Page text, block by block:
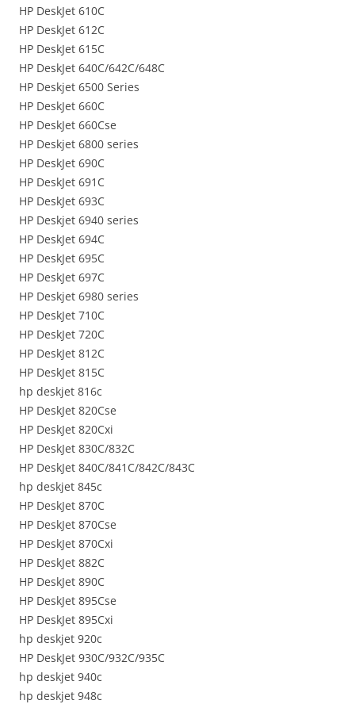
HP DeskJet 610C
HP DeskJet 612C
HP DeskJet 615C
HP DeskJet 640C/642C/648C
HP Deskjet 6500 Series
HP DeskJet 660C
HP DeskJet 660Cse
HP Deskjet 6800 series
HP DeskJet 690C
HP DeskJet 691C
HP DeskJet 693C
HP Deskjet 6940 series
HP DeskJet 694C
HP DeskJet 695C
HP DeskJet 697C
HP Deskjet 6980 series
HP DeskJet 710C
HP DeskJet 720C
HP DeskJet 812C
HP DeskJet 815C
hp deskjet 816c
HP DeskJet 820Cse
HP DeskJet 820Cxi
HP DeskJet 830C/832C
HP DeskJet 840C/841C/842C/843C
hp deskjet 845c
HP DeskJet 870C
HP DeskJet 870Cse
HP DeskJet 870Cxi
HP DeskJet 882C
HP DeskJet 890C
HP DeskJet 895Cse
HP DeskJet 895Cxi
hp deskjet 920c
HP DeskJet 930C/932C/935C
hp deskjet 940c
hp deskjet 948c